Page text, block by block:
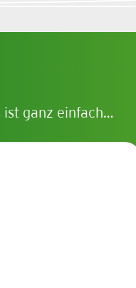
ist ganz einfach…